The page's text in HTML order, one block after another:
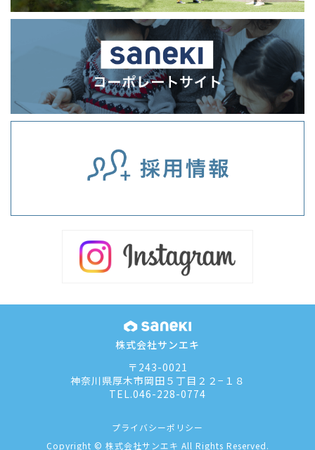
株式会社サンエキ
〒243-0021
神奈川県厚木市岡田５丁目２２−１８
TEL.046-228-0774
プライバシーポリシー
Copyright © 株式会社サンエキ All Rights Reserved.